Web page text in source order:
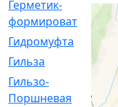
Герметик-
формирователь
Гидромуфта
Гильза
Гильзо-
Поршневая